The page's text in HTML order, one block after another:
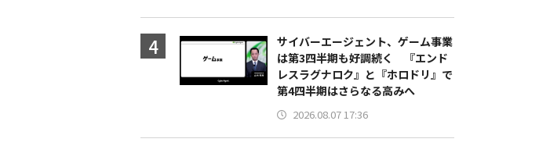
サイバーエージェント、ゲーム事業
は第3四半期も好調続く 『エンド
レスラグナロク』と『ホロドリ』で
第4四半期はさらなる高みへ
2026.08.07 17:36